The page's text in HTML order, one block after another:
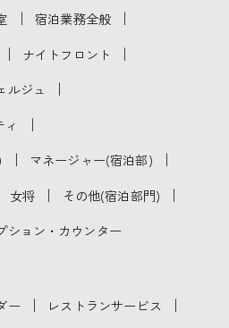
｜ 宿泊業務全般 ｜
｜ ナイトフロント ｜
ルジュ ｜
｜
｜ マネージャー(宿泊部) ｜
女将 ｜ その他(宿泊部門) ｜
ション・カウンター
ー ｜ レストランサービス ｜